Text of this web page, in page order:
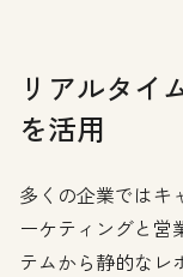
リアルタイ
を活用
多くの企業ではキ
ーケティングと営
テムから静的なレ